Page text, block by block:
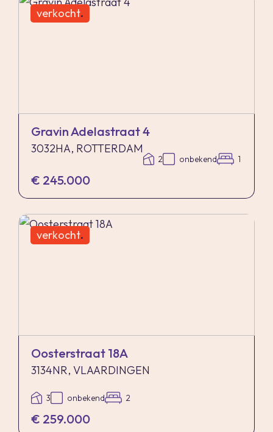
verkocht.
Gravin Adelastraat 4
3032HA, ROTTERDAM
2 onbekend 1
€ 245.000
verkocht.
Oosterstraat 18A
3134NR, VLAARDINGEN
3 onbekend 2
€ 259.000